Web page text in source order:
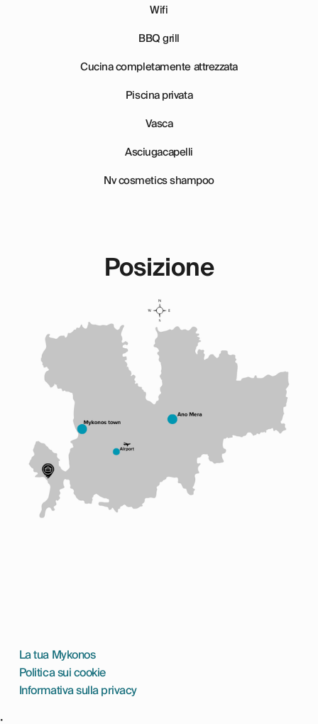
Wifi
BBQ grill
Cucina completamente attrezzata
Piscina privata
Vasca
Asciugacapelli
Nv cosmetics shampoo
Posizione
La tua Mykonos
Politica sui cookie
Informativa sulla privacy